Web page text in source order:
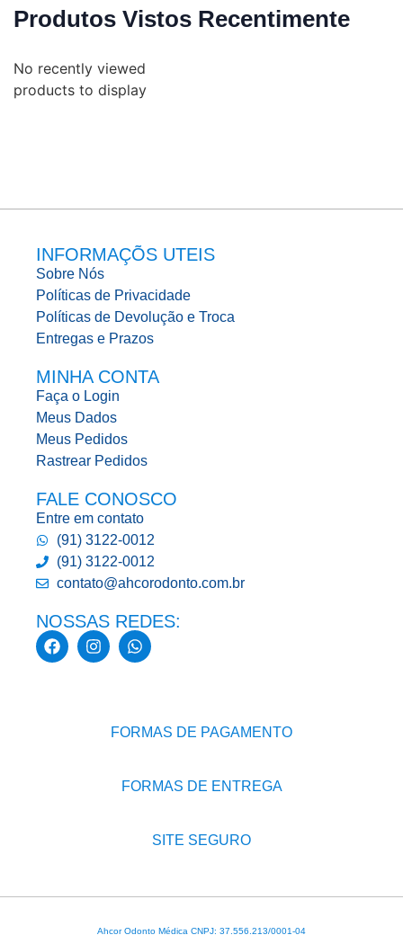
Produtos Vistos Recentimente
No recently viewed
products to display
INFORMAÇÕS UTEIS
Sobre Nós
Políticas de Privacidade
Políticas de Devolução e Troca
Entregas e Prazos
MINHA CONTA
Faça o Login
Meus Dados
Meus Pedidos
Rastrear Pedidos
FALE CONOSCO
Entre em contato
(91) 3122-0012
(91) 3122-0012
contato@ahcorodonto.com.br
NOSSAS REDES:
FORMAS DE PAGAMENTO
FORMAS DE ENTREGA
SITE SEGURO
Ahcor Odonto Médica CNPJ: 37.556.213/0001-04